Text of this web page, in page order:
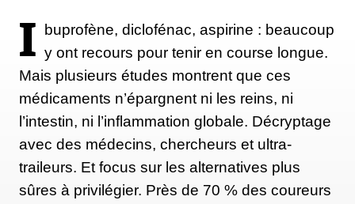
groupe, fait également partie de ces adeptes. Piquée
par le virus de l'eau froide il y a quelques années
déjà, elle a constaté, durant l'hiver 2020, que face à
la pandémie cette pratique lui avait été plus utile que
jamais. Elle a donc commencé à se baigner
quotidiennement dans un lac, un rituel qui n’est pas
passé inaperçu.
I
buprofène, diclofénac, aspirine : beaucoup
y ont recours pour tenir en course longue.
Mais plusieurs études montrent que ces
médicaments n’épargnent ni les reins, ni
l’intestin, ni l’inflammation globale. Décryptage
avec des médecins, chercheurs et ultra-
traileurs. Et focus sur les alternatives plus
sûres à privilégier. Près de 70 % des coureurs